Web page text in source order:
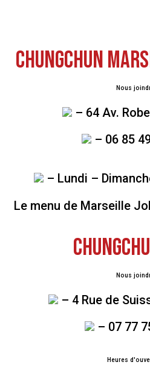
CHUNGCHUN
Nous
– 64 Av.
– 06 85
– Lundi –
Le menu de Marseille
Nous
– 4 Rue de
– 07 77
Heures